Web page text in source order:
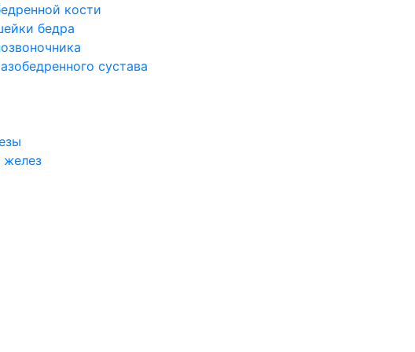
кости
бедра
сустава
желез